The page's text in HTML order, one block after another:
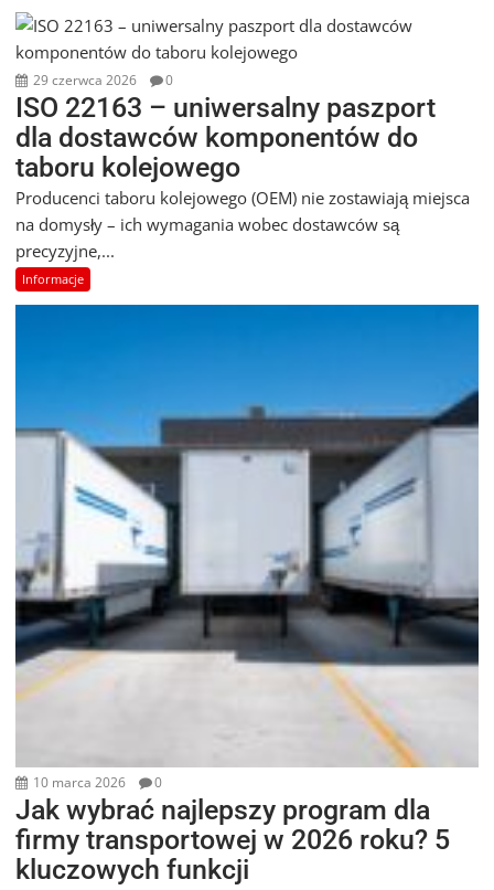
29 czerwca 2026 0
ISO 22163 – uniwersalny paszport
dla dostawców komponentów do
taboru kolejowego
Producenci taboru kolejowego (OEM) nie zostawiają miejsca
na domysły – ich wymagania wobec dostawców są
precyzyjne,...
Informacje
10 marca 2026 0
Jak wybrać najlepszy program dla
firmy transportowej w 2026 roku? 5
kluczowych funkcji